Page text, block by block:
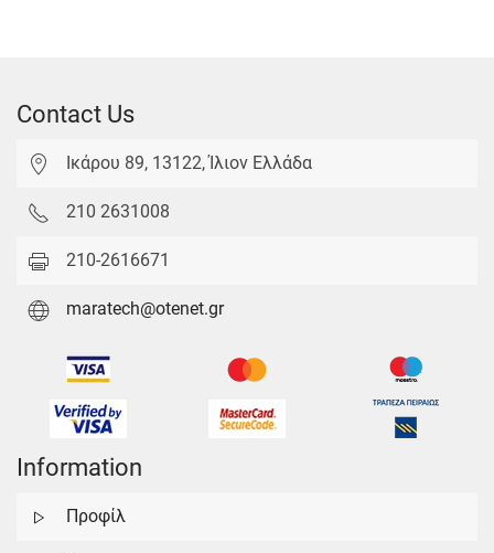
Contact Us
Ικάρου 89, 13122, Ίλιον Ελλάδα
210 2631008
210-2616671
maratech@otenet.gr
Information
Προφίλ